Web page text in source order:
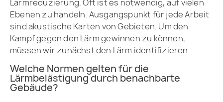
Lärmreduzierung. Oft ist es notwendig, auf vielen
Ebenen zu handeln. Ausgangspunkt für jede Arbeit
sind akustische Karten von Gebieten. Um den
Kampf gegen den Lärm gewinnen zu können,
müssen wir zunächst den Lärm identifizieren.
Welche Normen gelten für die
Lärmbelästigung durch benachbarte
Gebäude?